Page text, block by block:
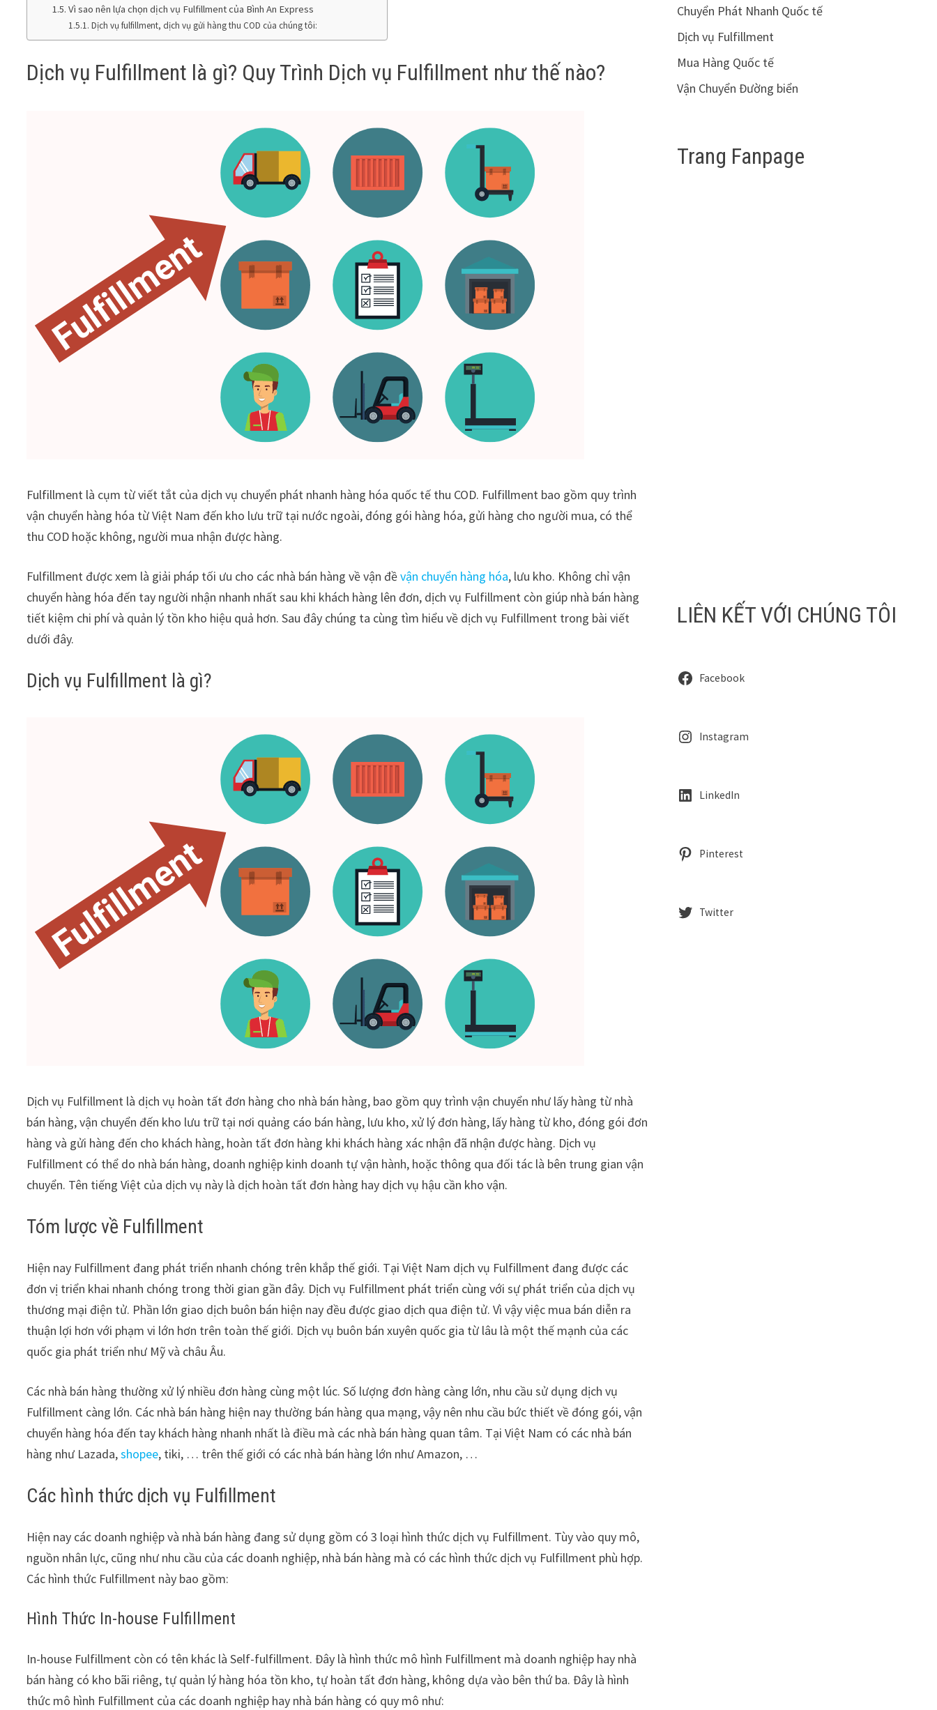
Vì sao nên lựa chọn dịch vụ Fulfillment của Bình An Express
Dịch vụ fulfillment, dịch vụ gửi hàng thu COD của chúng tôi:
Dịch vụ Fulfillment là gì? Quy Trình Dịch vụ Fulfillment như thế nào?
Fulfillment là cụm từ viết tắt của dịch vụ chuyển phát nhanh hàng hóa quốc tế thu COD. Fulfillment bao gồm quy trình
vận chuyển hàng hóa từ Việt Nam đến kho lưu trữ tại nước ngoài, đóng gói hàng hóa, gửi hàng cho người mua, có thể
thu COD hoặc không, người mua nhận được hàng.
Fulfillment được xem là giải pháp tối ưu cho các nhà bán hàng về vận đềvận chuyển hàng hóa, lưu kho. Không chỉ vận
chuyển hàng hóa đến tay người nhận nhanh nhất sau khi khách hàng lên đơn, dịch vụ Fulfillment còn giúp nhà bán hàng
tiết kiệm chi phí và quản lý tồn kho hiệu quả hơn. Sau đây chúng ta cùng tìm hiểu về dịch vụ Fulfillment trong bài viết
dưới đây.
Dịch vụ Fulfillment là gì?
Dịch vụ Fulfillment là dịch vụ hoàn tất đơn hàng cho nhà bán hàng, bao gồm quy trình vận chuyển như lấy hàng từ nhà
bán hàng, vận chuyển đến kho lưu trữ tại nơi quảng cáo bán hàng, lưu kho, xử lý đơn hàng, lấy hàng từ kho, đóng gói đơn
hàng và gửi hàng đến cho khách hàng, hoàn tất đơn hàng khi khách hàng xác nhận đã nhận được hàng. Dịch vụ
Fulfillment có thể do nhà bán hàng, doanh nghiệp kinh doanh tự vận hành, hoặc thông qua đối tác là bên trung gian vận
chuyển. Tên tiếng Việt của dịch vụ này là dịch hoàn tất đơn hàng hay dịch vụ hậu cần kho vận.
Tóm lược về Fulfillment
Hiện nay Fulfillment đang phát triển nhanh chóng trên khắp thế giới. Tại Việt Nam dịch vụ Fulfillment đang được các
đơn vị triển khai nhanh chóng trong thời gian gần đây. Dịch vụ Fulfillment phát triển cùng với sự phát triển của dịch vụ
thương mại điện tử. Phần lớn giao dịch buôn bán hiện nay đều được giao dịch qua điện tử. Vì vậy việc mua bán diễn ra
thuận lợi hơn với phạm vi lớn hơn trên toàn thế giới. Dịch vụ buôn bán xuyên quốc gia từ lâu là một thế mạnh của các
quốc gia phát triển như Mỹ và châu Âu.
Các nhà bán hàng thường xử lý nhiều đơn hàng cùng một lúc. Số lượng đơn hàng càng lớn, nhu cầu sử dụng dịch vụ
Fulfillment càng lớn. Các nhà bán hàng hiện nay thường bán hàng qua mạng, vậy nên nhu cầu bức thiết về đóng gói, vận
chuyển hàng hóa đến tay khách hàng nhanh nhất là điều mà các nhà bán hàng quan tâm. Tại Việt Nam có các nhà bán
hàng như Lazada,shopee, tiki, … trên thế giới có các nhà bán hàng lớn như Amazon, …
Các hình thức dịch vụ Fulfillment
Hiện nay các doanh nghiệp và nhà bán hàng đang sử dụng gồm có 3 loại hình thức dịch vụ Fulfillment. Tùy vào quy mô,
nguồn nhân lực, cũng như nhu cầu của các doanh nghiệp, nhà bán hàng mà có các hình thức dịch vụ Fulfillment phù hợp.
Các hình thức Fulfillment này bao gồm:
Hình Thức In-house Fulfillment
In-house Fulfillment còn có tên khác là Self-fulfillment. Đây là hình thức mô hình Fulfillment mà doanh nghiệp hay nhà
bán hàng có kho bãi riêng, tự quản lý hàng hóa tồn kho, tự hoàn tất đơn hàng, không dựa vào bên thứ ba. Đây là hình
thức mô hình Fulfillment của các doanh nghiệp hay nhà bán hàng có quy mô như:
Chuyển Phát Nhanh Quốc tế
Dịch vụ Fulfillment
Mua Hàng Quốc tế
Vận Chuyển Đường biển
Trang Fanpage
LIÊN KẾT VỚI CHÚNG TÔI
Facebook
Instagram
LinkedIn
Pinterest
Twitter